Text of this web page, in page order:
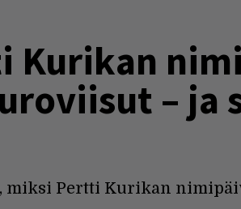
Kurikan
– ja
miksi Pertti Kurikan